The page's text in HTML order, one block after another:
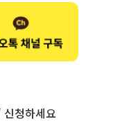
청하세요